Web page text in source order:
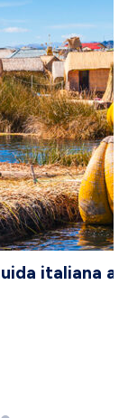
ad Agosto